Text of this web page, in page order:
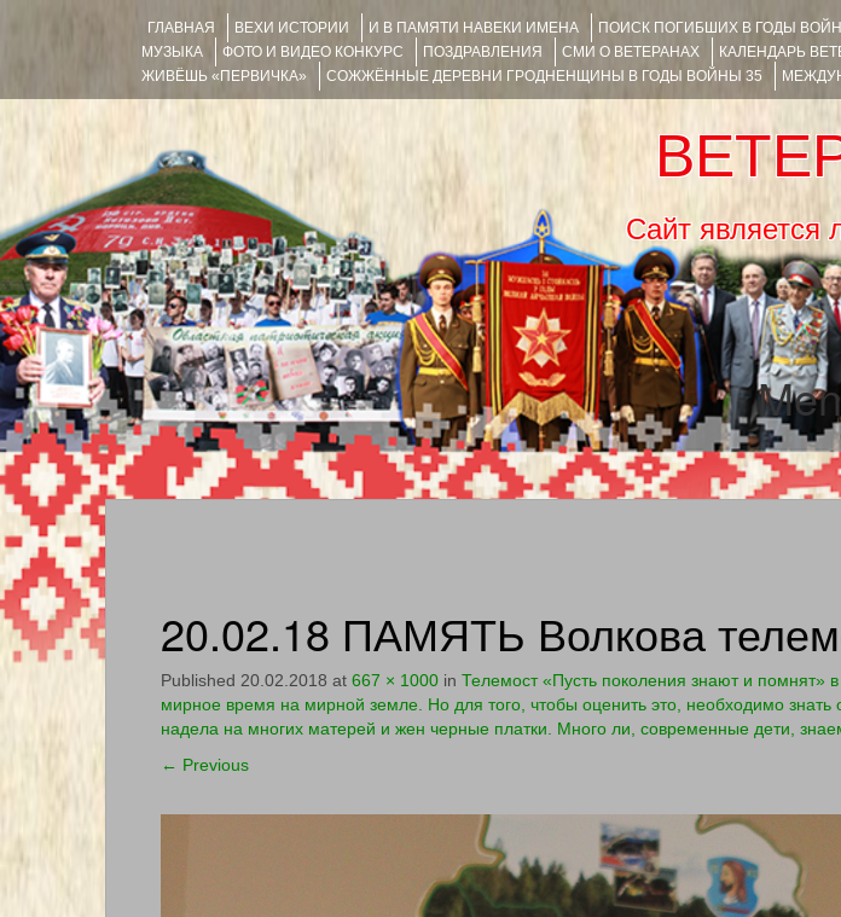
ГЛАВНАЯ ВЕХИ ИСТОРИИ И В ПАМЯТИ НАВЕКИ ИМЕНА ПОИСК ПОГИБШИХ В ГОДЫ
МУЗЫКА
ФОТО И ВИДЕО КОНКУРС ПОЗДРАВЛЕНИЯ СМИ О ВЕТЕРАНАХ КАЛЕНДАРЬ
ЖИВЁШЬ «ПЕРВИЧКА»
СОЖЖЁННЫЕ ДЕРЕВНИ ГРОДНЕНЩИНЫ В ГОДЫ ВОЙНЫ 35
Сайт
SKIP TO
20.02.18 ПАМЯТЬ Волкова
Published 20.02.2018 at 667 × 1000 in Телемост «Пусть поколения знают и
мирное время на мирной земле. Но для того, чтобы оценить это, необходимо знать
надела на многих матерей и жен черные платки. Много ли, современные дети,
← Previous